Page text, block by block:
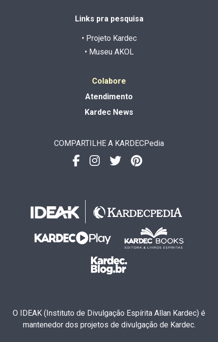
Links pra pesquisa
• Projeto Kardec
• Museu AKOL
Colabore
Atendimento
Kardec News
COMPARTILHE A KARDECPedia
O IDEAK (Instituto de Divulgação Espírita Allan Kardec) é
mantenedor dos projetos de divulgação de Kardec.